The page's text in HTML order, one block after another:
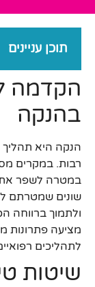
תוכן עניינים
הקדמה
בהנקה
הנקה היא תהליך
רבות. במקרים
במטרה לשפר את
שונים שמטרתם
ולתמוך ברווחה
מציעה פתרונות
לתהליכים
שיטות